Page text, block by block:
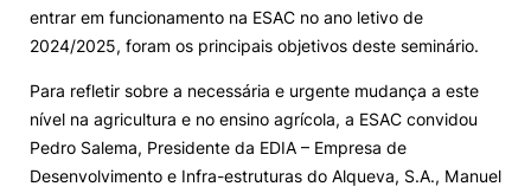
©2026 Instituto Politécnico de Coimbra. Todos os direitos reservados.
entrar em funcionamento na ESAC no ano letivo de
2024/2025, foram os principais objetivos deste seminário.
Para refletir sobre a necessária e urgente mudança a este
nível na agricultura e no ensino agrícola, a ESAC convidou
Pedro Salema, Presidente da EDIA – Empresa de
Desenvolvimento e Infra-estruturas do Alqueva, S.A., Manuel